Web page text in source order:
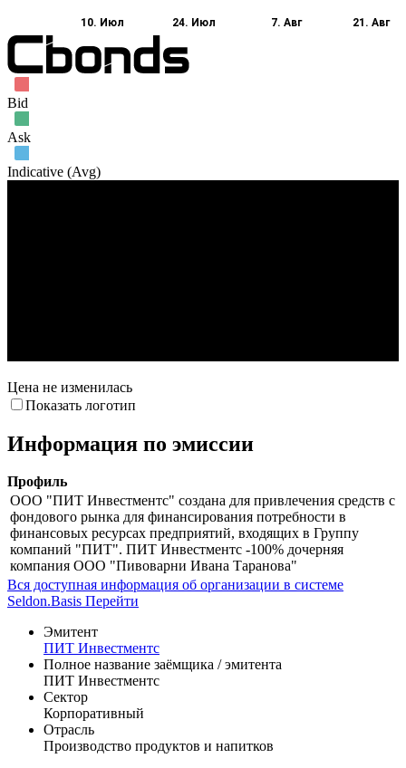
10. Июл 24. Июл 7. Авг 21. Авг
Bid
Ask
Indicative (Avg)
Цена не изменилась
Показать логотип
Информация по эмиссии
Профиль
ООО "ПИТ Инвестментс" создана для привлечения средств с
фондового рынка для финансирования потребности в
финансовых ресурсах предприятий, входящих в Группу
компаний "ПИТ". ПИТ Инвестментс -100% дочерняя
компания ООО "Пивоварни Ивана Таранова"
Вся доступная информация об организации в системе
Seldon.Basis Перейти
Эмитент
ПИТ Инвестментс
Полное название заёмщика / эмитента
ПИТ Инвестментс
Сектор
Корпоративный
Отрасль
Производство продуктов и напитков